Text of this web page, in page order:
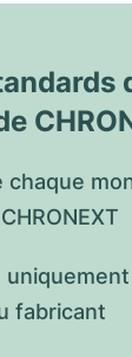
chaque
fabricant